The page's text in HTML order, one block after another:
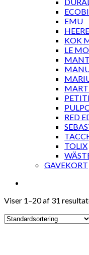
EMU
KOK
LE
RED
TOLIX
GAVEKORT
Viser 1–20 af 31